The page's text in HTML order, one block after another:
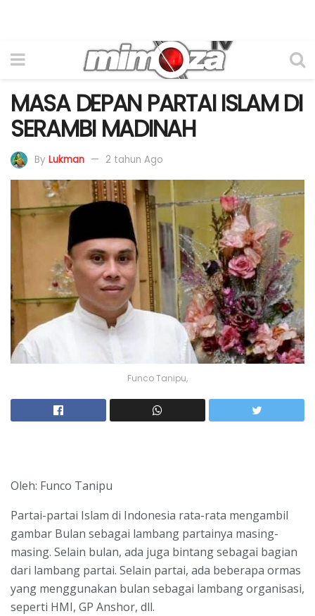
MASA DEPAN PARTAI ISLAM DI
SERAMBI MADINAH
By Lukman 2 tahun Ago
Funco Tanipu,
Oleh: Funco Tanipu
Partai-partai Islam di Indonesia rata-rata mengambil
gambar Bulan sebagai lambang partainya masing-
masing. Selain bulan, ada juga bintang sebagai bagian
dari lambang partai. Selain partai, ada beberapa ormas
yang menggunakan bulan sebagai lambang organisasi,
seperti HMI, GP Anshor, dll.